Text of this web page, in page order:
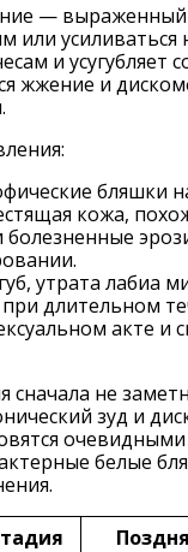
— выраженный
или усиливаться
и усугубляет
жжение и
бляшки
кожа,
утрата лабиа
длительном
акте и
сначала не
зуд и
белые